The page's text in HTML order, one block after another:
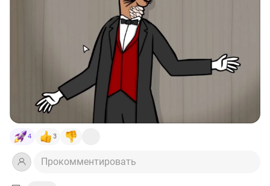
4 3
Прокомментировать